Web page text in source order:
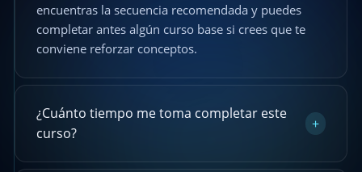
encuentras la secuencia recomendada y puedes
completar antes algún curso base si crees que te
conviene reforzar conceptos.
¿Cuánto tiempo me toma completar este
curso?
+